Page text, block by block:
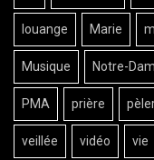
louange Marie
Musique Notre-
PMA prière
veillée vidéo vie